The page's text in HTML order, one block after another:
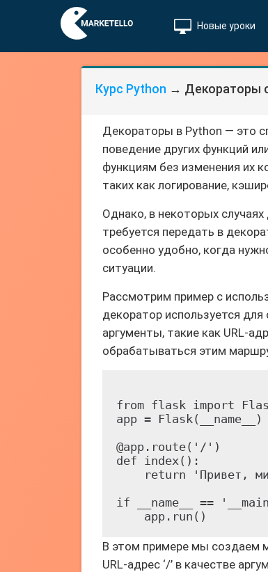
Новые уроки
Курс Python → Декораторы
Декораторы в Python — это
поведение других функций
функциям без изменения их
таких как логирование,
Однако, в некоторых
требуется передать в
особенно удобно, когда
ситуации.
Рассмотрим пример с
декоратор используется
аргументы, такие как URL-
обрабатываться этим
from flask import
app = Flask(__name__)
@app.route('/')
def index():
return 'Привет,
if __name__ ==
В этом примере мы создаем
URL-адрес ‘/’ в качестве